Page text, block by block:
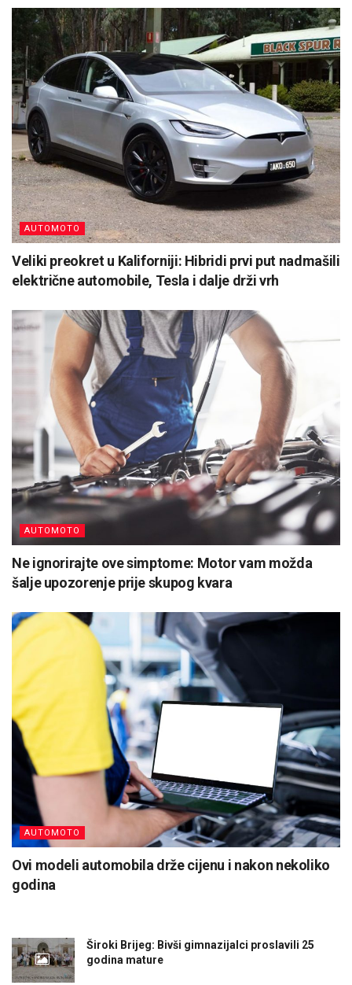
AUTOMOTO
Veliki preokret u Kaliforniji: Hibridi prvi put nadmašili
električne automobile, Tesla i dalje drži vrh
AUTOMOTO
Ne ignorirajte ove simptome: Motor vam možda
šalje upozorenje prije skupog kvara
AUTOMOTO
Ovi modeli automobila drže cijenu i nakon nekoliko
godina
Široki Brijeg: Bivši gimnazijalci proslavili 25
godina mature